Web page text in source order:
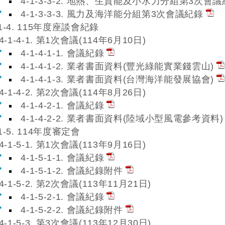
4-1-3-3-3. 風力及海洋能分組第3次會議紀錄
4. 115年度座談會紀錄
1-4-1. 第1次會議(114年6月10日)
4-1-4-1-1. 會議紀錄
4-1-4-1-2. 業者書面資料(豐光綠能實業錢雲山)
4-1-4-1-3. 業者書面資料(台灣海洋能發展協會)
1-4-2. 第2次會議(114年8月26日)
4-1-4-2-1. 會議紀錄
4-1-4-2-2. 業者書面資料(陸域小型風電參考資料)
5. 114年度審定會
1-5-1. 第1次會議(113年9月16日)
4-1-5-1-1. 會議紀錄
4-1-5-1-2. 會議紀錄附件
1-5-2. 第2次會議(113年11月21日)
4-1-5-2-1. 會議紀錄
4-1-5-2-2. 會議紀錄附件
1-5-3. 第3次會議(113年12月30日)